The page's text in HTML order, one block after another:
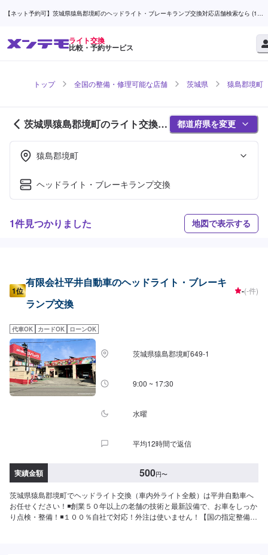
【ネット予約可】茨城県猿島郡境町のヘッドライト・ブレーキランプ交換対応店舗検索なら (1ペ
ライト交換
比較・予約サービス
トップ 全国の整備・修理可能な店舗 茨城県 猿島郡境町
茨城県猿島郡境町のライト交換対
応店舗紹介 (1ページ目)
都道府県を変更
猿島郡境町
ヘッドライト・ブレーキランプ交換
1件見つかりました 地図で表示する
1位
有限会社平井自動車のヘッドライト・ブレーキ
ランプ交換
-(-件)
代車OK カードOK ローンOK
茨城県猿島郡境町649-1
9:00 ~ 17:30
水曜
平均12時間で返信
実績金額 500円〜
茨城県猿島郡境町でヘッドライト交換（車内外ライト全般）は平井自動車へ
お任せください！◾創業５０年以上の老舗の技術と最新設備で、お車をしっか
り点検・整備！◾１００％自社で対応！外注は使いません！【国の指定整備工